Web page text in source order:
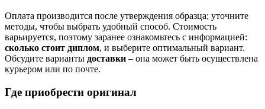
Оплата производится после утверждения образца; уточните
методы, чтобы выбрать удобный способ. Стоимость
варьируется, поэтому заранее ознакомьтесь с информацией:
сколько стоит диплом, и выберите оптимальный вариант.
Обсудите варианты доставки – она может быть осуществлена
курьером или по почте.
Где приобрести оригинал